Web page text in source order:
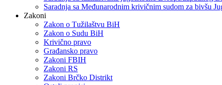
Saradnja sa Međunarodnim krivičnim sudom za bivšu
Zakoni
Zakon o Тužilaštvu BiH
Zakon o Sudu BiH
Krivično pravo
Građansko pravo
Zakoni FBIH
Zakoni RS
Zakoni Brčko Distrikt